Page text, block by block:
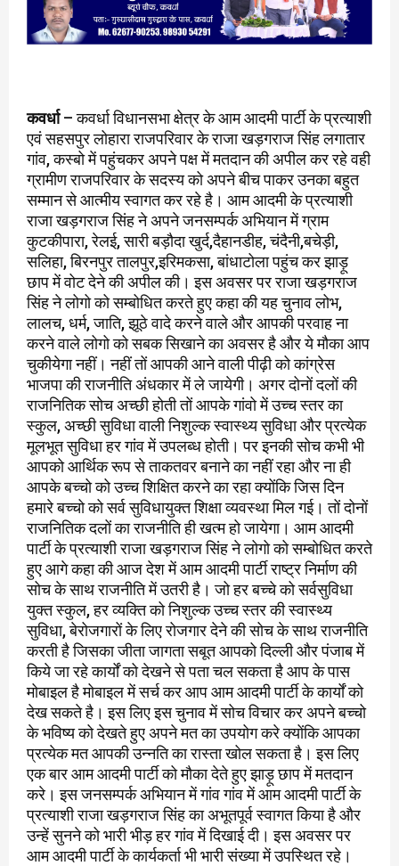
कवर्धा– कवर्धा विधानसभा क्षेत्र के आम आदमी पार्टी के प्रत्याशी
एवं सहसपुर लोहारा राजपरिवार के राजा खड़गराज सिंह लगातार
गांव, कस्बो में पहुंचकर अपने पक्ष में मतदान की अपील कर रहे वही
ग्रामीण राजपरिवार के सदस्य को अपने बीच पाकर उनका बहुत
सम्मान से आत्मीय स्वागत कर रहे है। आम आदमी के प्रत्याशी
राजा खड़गराज सिंह ने अपने जनसम्पर्क अभियान में ग्राम
कुटकीपारा, रेलई, सारी बड़ौदा खुर्द,दैहानडीह, चंदैनी,बचेड़ी,
सलिहा, बिरनपुर तालपुर,इरिमकसा, बांधाटोला पहुंच कर झाड़ू
छाप में वोट देने की अपील की। इस अवसर पर राजा खड़गराज
सिंह ने लोगो को सम्बोधित करते हुए कहा की यह चुनाव लोभ,
लालच, धर्म, जाति, झूठे वादे करने वाले और आपकी परवाह ना
करने वाले लोगो को सबक सिखाने का अवसर है और ये मौका आप
चुकीयेगा नहीं। नहीं तों आपकी आने वाली पीढ़ी को कांग्रेस
भाजपा की राजनीति अंधकार में ले जायेगी। अगर दोनों दलों की
राजनितिक सोच अच्छी होती तों आपके गांवो में उच्च स्तर का
स्कुल, अच्छी सुविधा वाली निशुल्क स्वास्थ्य सुविधा और प्रत्येक
मूलभूत सुविधा हर गांव में उपलब्ध होती। पर इनकी सोच कभी भी
आपको आर्थिक रूप से ताकतवर बनाने का नहीं रहा और ना ही
आपके बच्चो को उच्च शिक्षित करने का रहा क्योंकि जिस दिन
हमारे बच्चो को सर्व सुविधायुक्त शिक्षा व्यवस्था मिल गई। तों दोनों
राजनितिक दलों का राजनीति ही खत्म हो जायेगा। आम आदमी
पार्टी के प्रत्याशी राजा खड़गराज सिंह ने लोगो को सम्बोधित करते
हुए आगे कहा की आज देश में आम आदमी पार्टी राष्ट्र निर्माण की
सोच के साथ राजनीति में उतरी है। जो हर बच्चे को सर्वसुविधा
युक्त स्कुल, हर व्यक्ति को निशुल्क उच्च स्तर की स्वास्थ्य
सुविधा, बेरोजगारों के लिए रोजगार देने की सोच के साथ राजनीति
करती है जिसका जीता जागता सबूत आपको दिल्ली और पंजाब में
किये जा रहे कार्यों को देखने से पता चल सकता है आप के पास
मोबाइल है मोबाइल में सर्च कर आप आम आदमी पार्टी के कार्यों को
देख सकते है। इस लिए इस चुनाव में सोच विचार कर अपने बच्चो
के भविष्य को देखते हुए अपने मत का उपयोग करे क्योंकि आपका
प्रत्येक मत आपकी उन्नति का रास्ता खोल सकता है। इस लिए
एक बार आम आदमी पार्टी को मौका देते हुए झाड़ू छाप में मतदान
करे। इस जनसम्पर्क अभियान में गांव गांव में आम आदमी पार्टी के
प्रत्याशी राजा खड़गराज सिंह का अभूतपूर्व स्वागत किया है और
उन्हें सुनने को भारी भीड़ हर गांव में दिखाई दी। इस अवसर पर
आम आदमी पार्टी के कार्यकर्ता भी भारी संख्या में उपस्थित रहे।